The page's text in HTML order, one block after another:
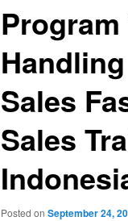
Sales
Sales
Posted on September 24,